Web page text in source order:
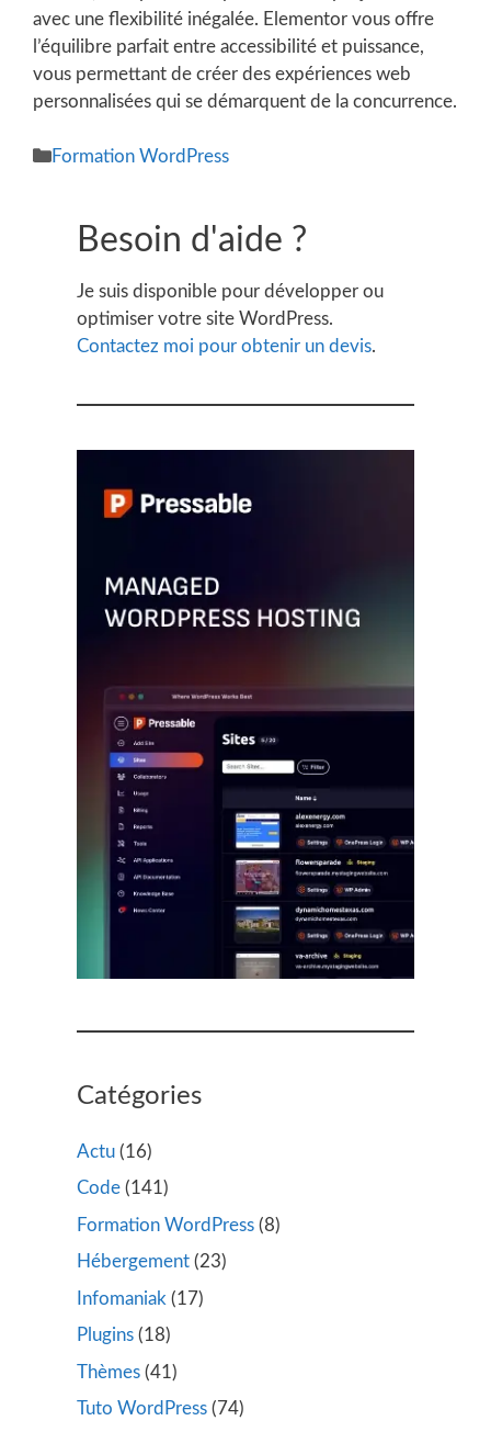
avec une flexibilité inégalée. Elementor vous offre
l’équilibre parfait entre accessibilité et puissance,
vous permettant de créer des expériences web
personnalisées qui se démarquent de la concurrence.
Catégories
Formation WordPress
Besoin d'aide ?
Je suis disponible pour développer ou
optimiser votre site WordPress.
Contactez moi pour obtenir un devis.
Catégories
Actu (16)
Code (141)
Formation WordPress (8)
Hébergement (23)
Infomaniak (17)
Plugins (18)
Thèmes (41)
Tuto WordPress (74)